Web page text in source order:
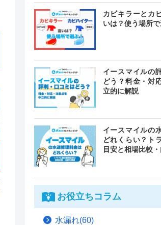
カビキラーとカ
いは？使う場所で
イースマイルの
どう？料金・対
立的に解説
イースマイルの
どれくらい？ト
目安と相場比較
お役立ちコラム
水漏れ(60)